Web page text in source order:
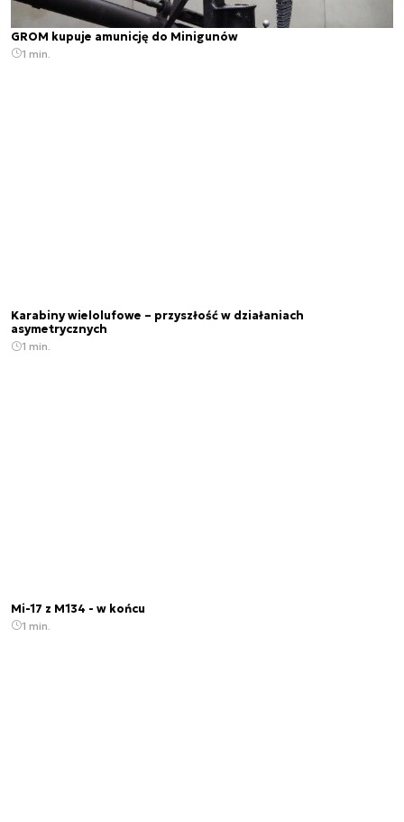
GROM kupuje amunicję do Minigunów
1 min.
Karabiny wielolufowe – przyszłość w działaniach
asymetrycznych
1 min.
Mi-17 z M134 - w końcu
1 min.